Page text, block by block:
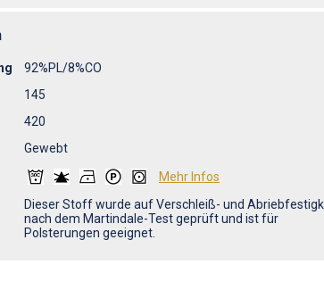
92%PL/8%CO
145
420
Gewebt
Mehr Infos
Dieser Stoff wurde auf Verschleiß- und
nach dem Martindale-Test geprüft und ist für
Polsterungen geeignet.